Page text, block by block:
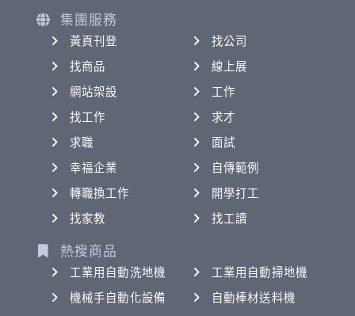
集團服務
黃頁刊登
找公司
找商品
線上展
網站架設
工作
找工作
求才
求職
面試
幸福企業
自傳範例
轉職換工作
開學打工
找家教
找工讀
熱搜商品
工業用自動洗地機
工業用自動掃地機
機械手自動化設備
自動棒材送料機